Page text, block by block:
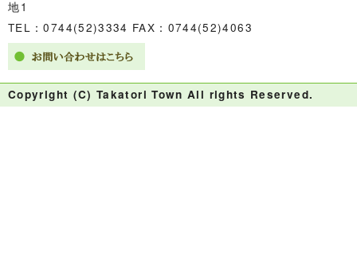
地1
TEL：0744(52)3334 FAX：0744(52)4063
Copyright (C) Takatori Town All rights Reserved.